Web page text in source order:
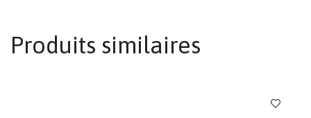
Produits similaires